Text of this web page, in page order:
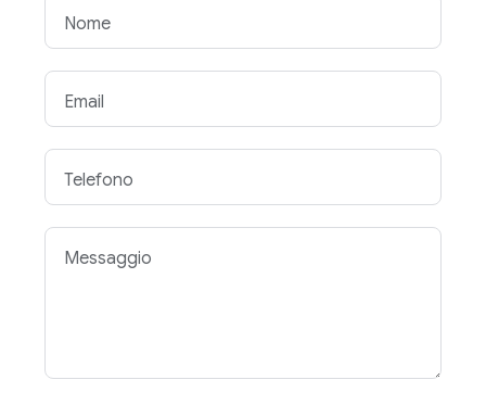
Nome
Email
Telefono
Messaggio